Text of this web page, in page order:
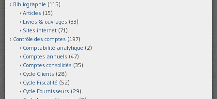
Bibliographie (115)
Articles (15)
Livres & ouvrages (33)
Sites internet (71)
Contrôle des comptes (197)
Comptabilité analytique (2)
Comptes annuels (47)
Comptes consolidés (35)
Cycle Clients (28)
Cycle Fiscalité (52)
Cycle Fournisseurs (29)